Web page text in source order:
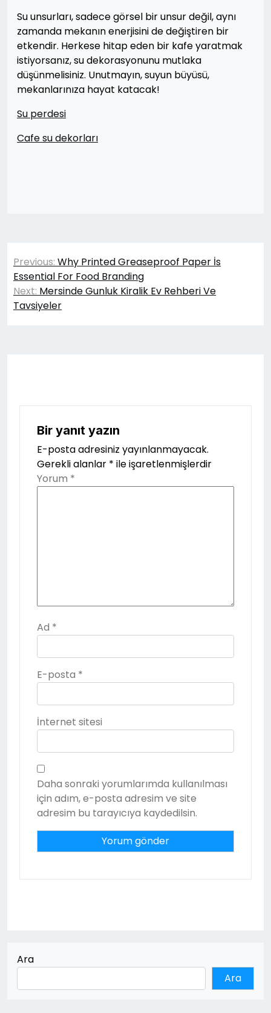
Su unsurları, sadece görsel bir unsur değil, aynı
zamanda mekanın enerjisini de değiştiren bir
etkendir. Herkese hitap eden bir kafe yaratmak
istiyorsanız, su dekorasyonunu mutlaka
düşünmelisiniz. Unutmayın, suyun büyüsü,
mekanlarınıza hayat katacak!
Su perdesi
Cafe su dekorları
Yazı
gezinmesi
Previous: Why Printed Greaseproof Paper İs
Essential For Food Branding
Next: Mersinde Gunluk Kiralik Ev Rehberi Ve
Tavsiyeler
Bir yanıt yazın
E-posta adresiniz yayınlanmayacak.
Gerekli alanlar * ile işaretlenmişlerdir
Yorum *
Ad *
E-posta *
İnternet sitesi
Daha sonraki yorumlarımda kullanılması
için adım, e-posta adresim ve site
adresim bu tarayıcıya kaydedilsin.
Ara
Ara